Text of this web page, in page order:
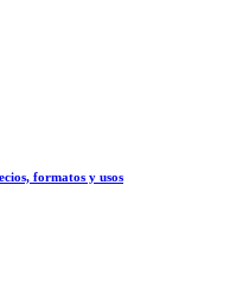
formatos y usos